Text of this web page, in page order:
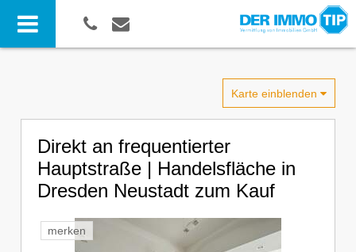
Karte einblenden
Direkt an frequentierter
Hauptstraße | Handelsfläche in
Dresden Neustadt zum Kauf
merken